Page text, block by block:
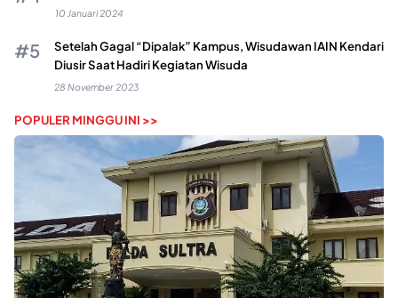
10 Januari 2024
Setelah Gagal “Dipalak” Kampus, Wisudawan IAIN Kendari
Diusir Saat Hadiri Kegiatan Wisuda
28 November 2023
POPULER MINGGU INI >>